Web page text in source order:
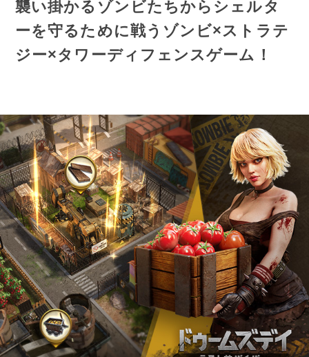
襲い掛かるゾンビたちからシェルタ
ーを守るために戦うゾンビ×ストラテ
ジー×タワーディフェンスゲーム！